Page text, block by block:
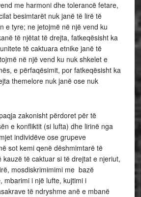
me harmoni dhe tolerancë fetare,
besimtarët nuk janë të lirë të
e tyre; ne jetojmë në një vend ku
të njëtat të drejta, fatkeqësisht ka
të caktuara etnike janë të
në një vend ku nuk shkelet e
e përfaqësimit, por fatkeqësisht ka
themelore nuk janë ose nuk
zakonisht përdoret për të
e konfliktit (si lufta) dhe lirinë nga
individëve ose grupeve
sot kemi qenë dëshmimtarë të
kauzë të caktuar si të drejtat e njeriut,
mosdiskrimimimi me bazë
mbarimi i një lufte, kujtimi i
të ndryshme anë e mbanë